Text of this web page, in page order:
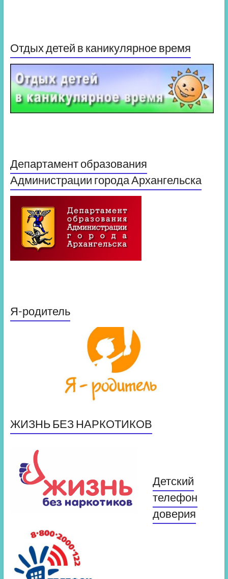
Отдых детей в каникулярное время
Департамент образования
Администрации города Архангельска
Я-родитель
ЖИЗНЬ БЕЗ НАРКОТИКОВ
Детский
телефон
доверия